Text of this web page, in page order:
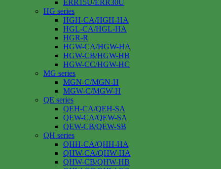
ERR15U/ERR30U
HG series
HGH-CA/HGH-HA
HGL-CA/HGL-HA
HGR-R
HGW-CA/HGW-HA
HGW-CB/HGW-HB
HGW-CC/HGW-HC
MG series
MGN-C/MGN-H
MGW-C/MGW-H
QE series
QEH-CA/QEH-SA
QEW-CA/QEW-SA
QEW-CB/QEW-SB
QH series
QHH-CA/QHH-HA
QHW-CA/QHW-HA
QHW-CB/QHW-HB